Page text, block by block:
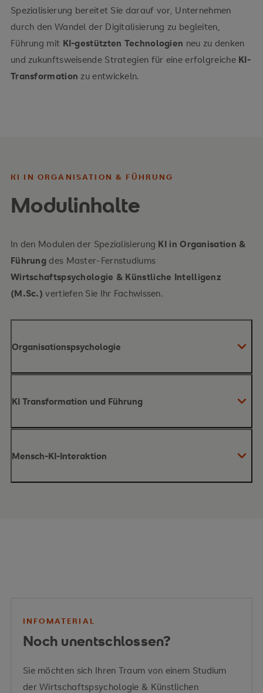
Spezialisierung bereitet Sie darauf vor, Unternehmen
durch den Wandel der Digitalisierung zu begleiten,
Führung mit KI-gestützten Technologien neu zu denken
und zukunftsweisende Strategien für eine erfolgreiche KI-
Transformation zu entwickeln.
KI IN ORGANISATION & FÜHRUNG
Modulinhalte
In den Modulen der Spezialisierung KI in Organisation &
Führungdes Master-Fernstudiums
Wirtschaftspsychologie & Künstliche Intelligenz
(M.Sc.)vertiefen Sie Ihr Fachwissen.
Organisationspsychologie
Organisationstheorien
Managements
Post Merger Integration
KI Transformation und Führung
Führungsansätzen mit KI
algorithmisches Management
Mensch-KI-Interaktion
Koexistenz, Kooperation und
INFOMATERIAL
Noch unentschlossen?
Sie möchten sich Ihren Traum von einem Studium
der Wirtschaftspsychologie & Künstlichen